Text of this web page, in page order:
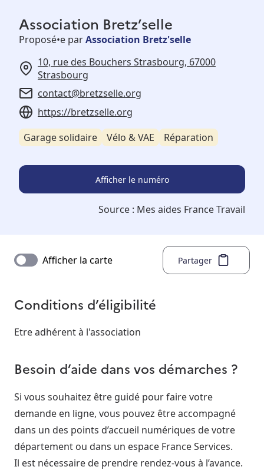
Association Bretz’selle
Proposé•e parAssociation Bretz'selle
10, rue des Bouchers Strasbourg, 67000
Strasbourg
contact@bretzselle.org
https://bretzselle.org
Garage solidaire
Vélo & VAE Réparation
Afficher le numéro
Source : Mes aides France Travail
Afficher la carte Partager
Conditions d’éligibilité
Etre adhérent à l'association
Besoin d’aide dans vos démarches ?
Si vous souhaitez être guidé pour faire votre
demande en ligne, vous pouvez être accompagné
dans un des points d’accueil numériques de votre
département ou dans un espace France Services.
Il est nécessaire de prendre rendez-vous à l’avance.